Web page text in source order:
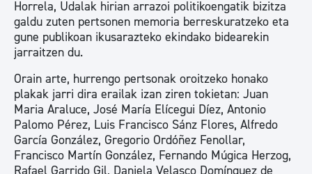
Horrela, Udalak hirian arrazoi politikoengatik bizitza
galdu zuten pertsonen memoria berreskuratzeko eta
gune publikoan ikusarazteko ekindako bidearekin
jarraitzen du.
Orain arte, hurrengo pertsonak oroitzeko honako
plakak jarri dira erailak izan ziren tokietan: Juan
Maria Araluce, José María Elícegui Díez, Antonio
Palomo Pérez, Luis Francisco Sánz Flores, Alfredo
García González, Gregorio Ordóñez Fenollar,
Francisco Martín González, Fernando Múgica Herzog,
Rafael Garrido Gil, Daniela Velasco Domínguez de